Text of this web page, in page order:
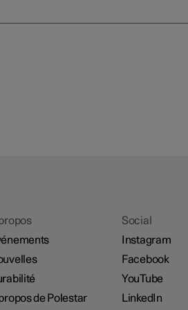
de Polestar
Social
Instagram
Facebook
YouTube
LinkedIn